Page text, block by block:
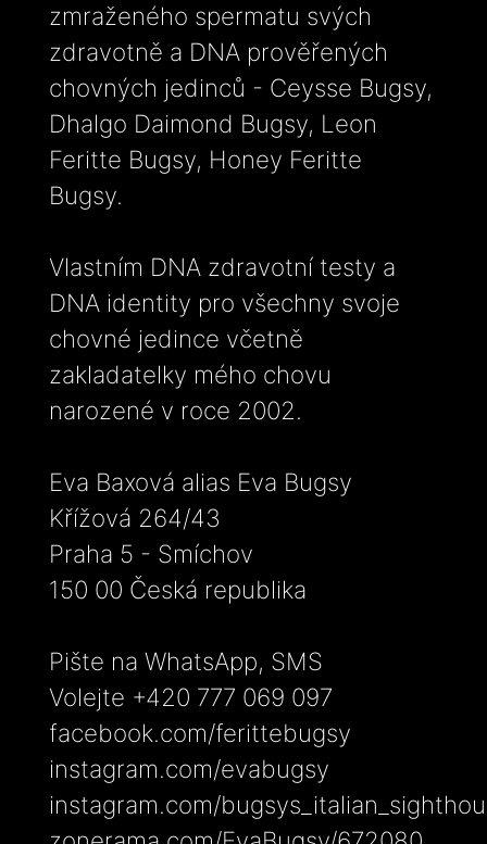
zmraženého spermatu svých
zdravotně a DNA prověřených
chovných jedinců - Ceysse Bugsy,
Dhalgo Daimond Bugsy, Leon
Feritte Bugsy, Honey Feritte
Bugsy.
Vlastním DNA zdravotní testy a
DNA identity pro všechny svoje
chovné jedince včetně
zakladatelky mého chovu
narozené v roce 2002.
Eva Baxová alias Eva Bugsy
Křížová 264/43
Praha 5 - Smíchov
150 00 Česká republika
Pište na WhatsApp, SMS
Volejte +420 777 069 097
facebook.com/ferittebugsy
instagram.com/evabugsy
instagram.com/